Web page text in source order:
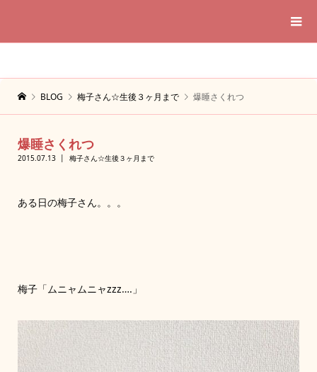
BLOG 梅子さん☆生後３ヶ月まで 爆睡さくれつ
爆睡さくれつ
2015.07.13 梅子さん☆生後３ヶ月まで
ある日の梅子さん。。。
梅子「ムニャムニャzzz….」